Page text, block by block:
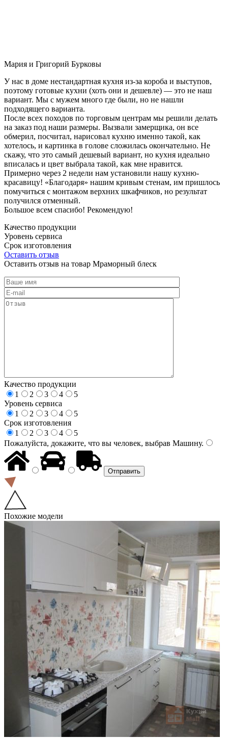
Мария и Григорий Бурковы
У нас в доме нестандартная кухня из-за короба и выступов,
поэтому готовые кухни (хоть они и дешевле) — это не наш
вариант. Мы с мужем много где были, но не нашли
подходящего варианта.
После всех походов по торговым центрам мы решили делать
на заказ под наши размеры. Вызвали замерщика, он все
обмерил, посчитал, нарисовал кухню именно такой, как
хотелось, и картинка в голове сложилась окончательно. Не
скажу, что это самый дешевый вариант, но кухня идеально
вписалась и цвет выбрала такой, как мне нравится.
Примерно через 2 недели нам установили нашу кухню-
красавицу! «Благодаря» нашим кривым стенам, им пришлось
помучиться с монтажом верхних шкафчиков, но результат
получился отменный.
Большое всем спасибо! Рекомендую!
Качество продукции
Уровень сервиса
Срок изготовления
Оставить отзыв
Оставить отзыв на товар Мраморный блеск
Качество продукции
1
2 3 4
5
Уровень сервиса
1
2 3 4
5
Срок изготовления
1
2 3 4
5
Пожалуйста, докажите, что вы человек, выбрав Машину.
Похожие модели